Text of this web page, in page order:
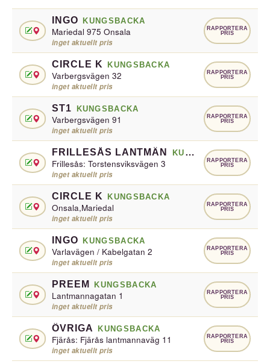
INGO KUNGSBACKA
Mariedal 975 Onsala
inget aktuellt pris
RAPPORTERA
PRIS
CIRCLE K KUNGSBACKA
Varbergsvägen 32
inget aktuellt pris
RAPPORTERA
PRIS
ST1 KUNGSBACKA
Varbergsvägen 91
inget aktuellt pris
RAPPORTERA
PRIS
FRILLESÅS LANTMÄN KUNGSBACKA
Frillesås: Torstensviksvägen 3
inget aktuellt pris
RAPPORTERA
PRIS
CIRCLE K KUNGSBACKA
Onsala,Mariedal
inget aktuellt pris
RAPPORTERA
PRIS
INGO KUNGSBACKA
Varlavägen / Kabelgatan 2
inget aktuellt pris
RAPPORTERA
PRIS
PREEM KUNGSBACKA
Lantmannagatan 1
inget aktuellt pris
RAPPORTERA
PRIS
ÖVRIGA KUNGSBACKA
Fjärås: Fjärås lantmannaväg 11
inget aktuellt pris
RAPPORTERA
PRIS